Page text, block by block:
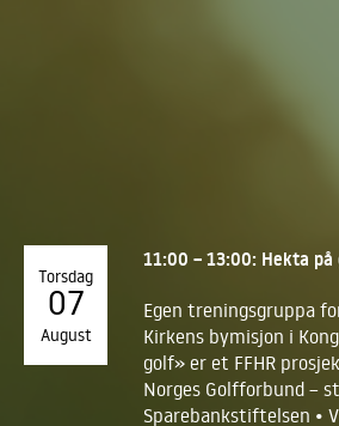
11:00 – 13:00: Hekta
Egen treningsgruppa
Kirkens bymisjon i
golf» er et FFHR
Norges Golfforbund –
Sparebankstiftelsen •
Torsdag
07
August